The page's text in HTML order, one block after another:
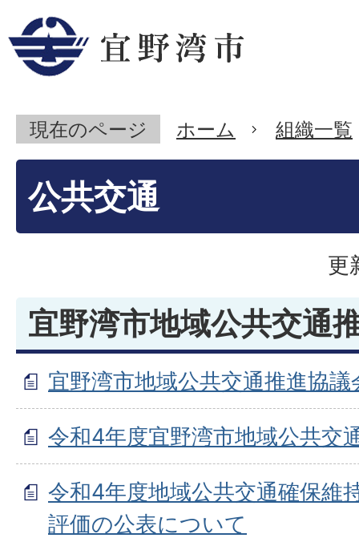
現在のページ ホーム 組織一覧
公共交通
更
宜野湾市地域公共交通
宜野湾市地域公共交通推進協議
令和4年度宜野湾市地域公共交
令和4年度地域公共交通確保維
評価の公表について